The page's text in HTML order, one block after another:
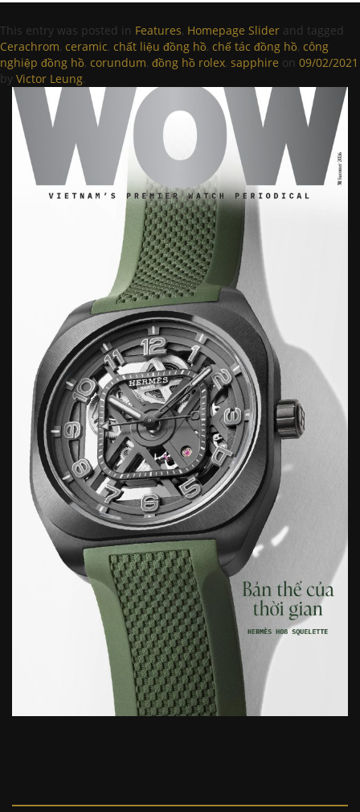
This entry was posted in Features, Homepage Slider and tagged
Cerachrom, ceramic, chất liệu đồng hồ, chế tác đồng hồ, công
nghiệp đồng hồ, corundum, đồng hồ rolex, sapphire on 09/02/2021
by Victor Leung.